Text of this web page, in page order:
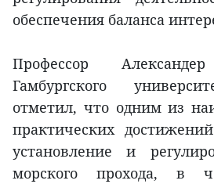
обеспечения баланса
Профессор
Гамбургского
отметил, что одним из
практических
установление и
морского прохода, в